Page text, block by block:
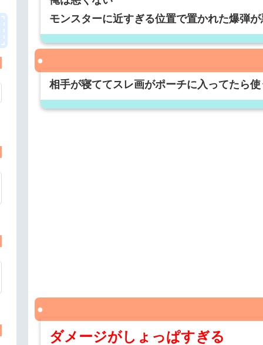
モンスターに近すぎる位置で置かれた爆弾が
相手が寝ててスレ画がポーチに入ってたら使
ダメージがしょっぱすぎる